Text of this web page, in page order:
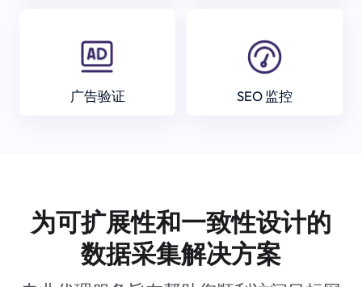
广告验证 SEO 监控
为可扩展性和一致性设计的
数据采集解决方案